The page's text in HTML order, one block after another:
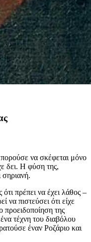
να σκέφεται μόνο
δει. Η φύση της,
σηριανή.
πρέπει να έχει λάθος –
να πιστεύσει ότι είχε
της
τέχνη του διαβόλου
έναν Ροζάριο και